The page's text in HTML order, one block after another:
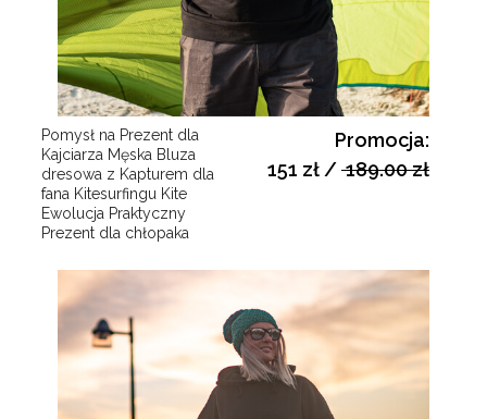
Pomysł na Prezent dla
Kajciarza Męska Bluza
dresowa z Kapturem dla
fana Kitesurfingu Kite
Ewolucja Praktyczny
Prezent dla chłopaka
Promocja:
151 zł /189.00 zł